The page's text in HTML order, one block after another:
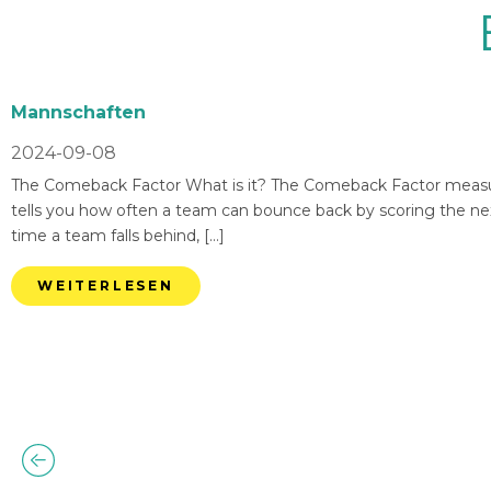
Mannschaften
2024-09-08
The Comeback Factor What is it? The Comeback Factor
tells you how often a team can bounce back by scoring the
time a team falls behind, […]
WEITERLESEN